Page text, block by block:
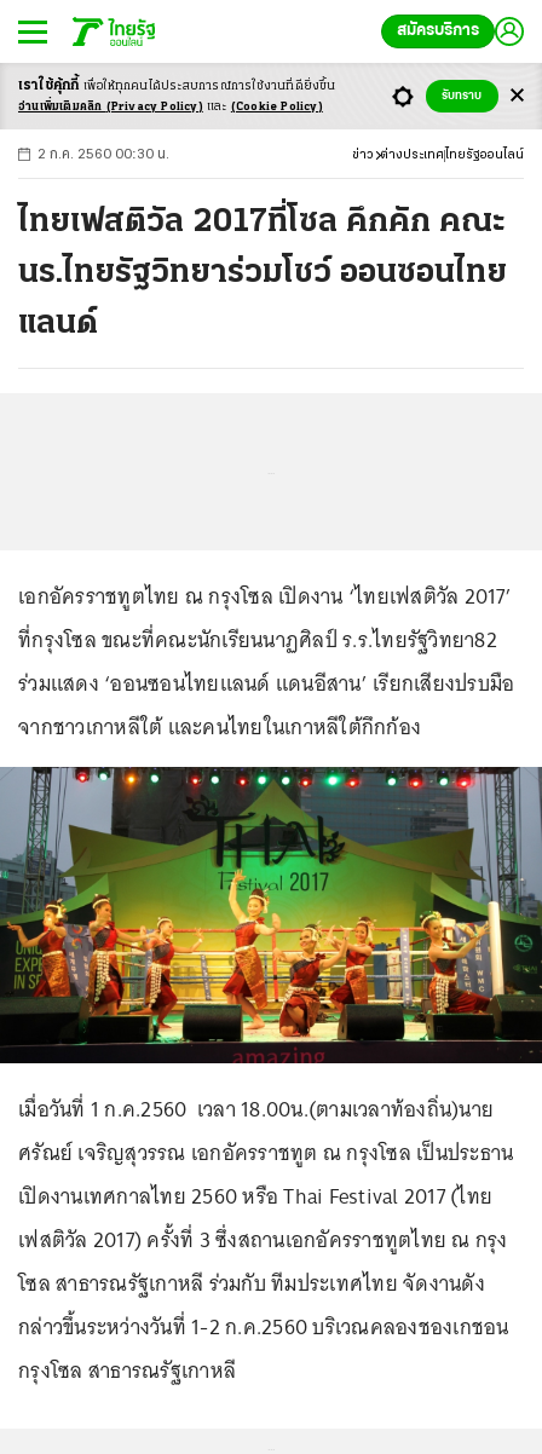
สมัครบริการ
-ก ก ก+
2 ก.ค. 2560 00:30 น. ข่าว ต่างประเทศ ไทยรัฐออนไลน์
ไทยเฟสติวัล 2017ที่โซล คึกคัก คณะ
นร.ไทยรัฐวิทยาร่วมโชว์ ออนซอนไทย
แลนด์
เอกอัครราชทูตไทย ณ กรุงโซล เปิดงาน ‘ไทยเฟสติวัล 2017’
ที่กรุงโซล ขณะที่คณะนักเรียนนาฏศิลป์ ร.ร.ไทยรัฐวิทยา82
ร่วมแสดง ‘ออนซอนไทยแลนด์ แดนอีสาน’ เรียกเสียงปรบมือ
จากชาวเกาหลีใต้ และคนไทยในเกาหลีใต้กึกก้อง
เมื่อวันที่ 1 ก.ค.2560 เวลา 18.00น.(ตามเวลาท้องถิ่น)นาย
ศรัณย์ เจริญสุวรรณ เอกอัครราชทูต ณ กรุงโซล เป็นประธาน
เปิดงานเทศกาลไทย 2560 หรือ Thai Festival 2017 (ไทย
เฟสติวัล 2017) ครั้งที่ 3 ซึ่งสถานเอกอัครราชทูตไทย ณ กรุง
โซล สาธารณรัฐเกาหลี ร่วมกับ ทีมประเทศไทย จัดงานดัง
กล่าวขึ้นระหว่างวันที่ 1-2 ก.ค.2560 บริเวณคลองชองเกชอน
กรุงโซล สาธารณรัฐเกาหลี
เราใช้คุ้กกี้ เพื่อให้ทุกคนได้ประสบการณ์การใช้งานที่ดียิ่งขึ้น
อ่านเพิ่มเติมคลิก (Privacy Policy) และ (Cookie Policy)
รับทราบ